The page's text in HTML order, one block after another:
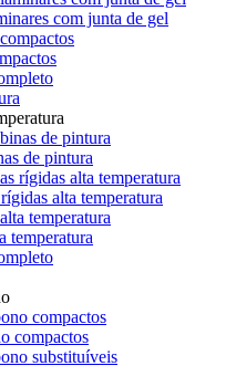
com junta de gel
de pintura
alta temperatura
temperatura
compactos